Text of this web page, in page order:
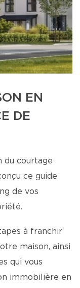
EN
DE
du courtage
ce guide
de vos
à franchir
maison, ainsi
qui vous
immobilière en